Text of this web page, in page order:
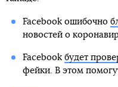
Facebook ошибочно
новостей о
Facebook будет
фейки. В этом